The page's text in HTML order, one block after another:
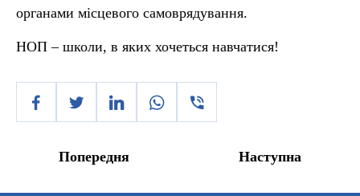
органами місцевого самоврядування.
НОП – школи, в яких хочеться навчатися!
Попередня Наступна